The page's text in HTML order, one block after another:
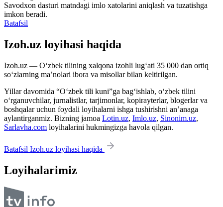
Savodxon dasturi matndagi imlo xatolarini aniqlash va tuzatishga
imkon beradi.
Batafsil
Izoh.uz loyihasi haqida
Izoh.uz — O‘zbek tilining xalqona izohli lug‘ati 35 000 dan ortiq
so‘zlarning ma’nolari ibora va misollar bilan keltirilgan.
Yillar davomida “O‘zbek tili kuni”ga bag‘ishlab, o‘zbek tilini
o‘rganuvchilar, jurnalistlar, tarjimonlar, kopirayterlar, blogerlar va
boshqalar uchun foydali loyihalarni ishga tushirishni an’anaga
aylantirganmiz. Bizning jamoa Lotin.uz, Imlo.uz, Sinonim.uz,
Sarlavha.com loyihalarini hukmingizga havola qilgan.
Batafsil Izoh.uz loyihasi haqida
Loyihalarimiz